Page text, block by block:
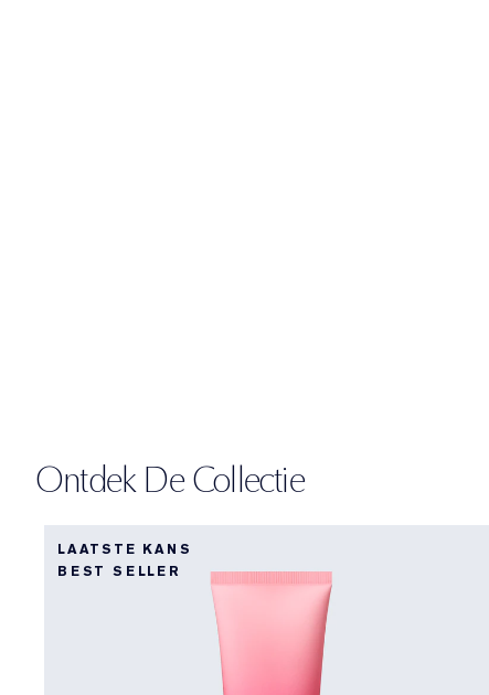
Ontdek De Collectie
LAATSTE KANS
BEST SELLER